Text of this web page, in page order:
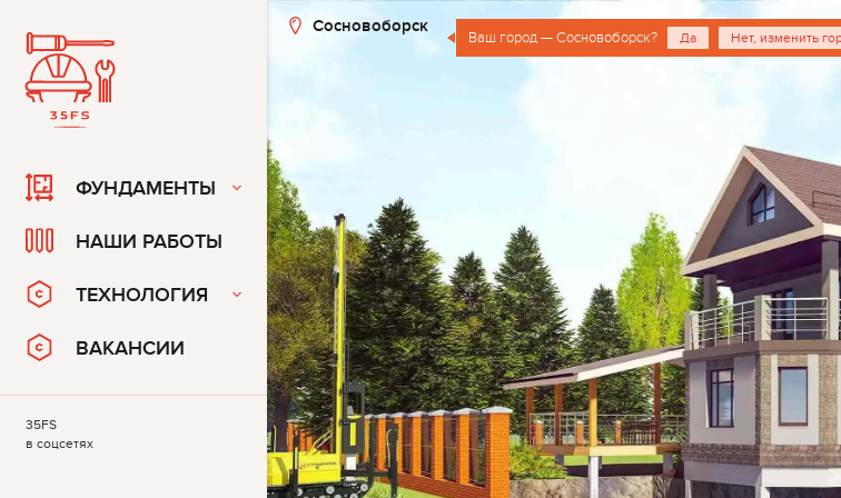
Сосновоборск
Ваш город — Сосновоборск? Да Нет, изменить
ФУНДАМЕНТЫ
НАШИ РАБОТЫ
ТЕХНОЛОГИЯ
ВАКАНСИИ
35FS
в соцсетях